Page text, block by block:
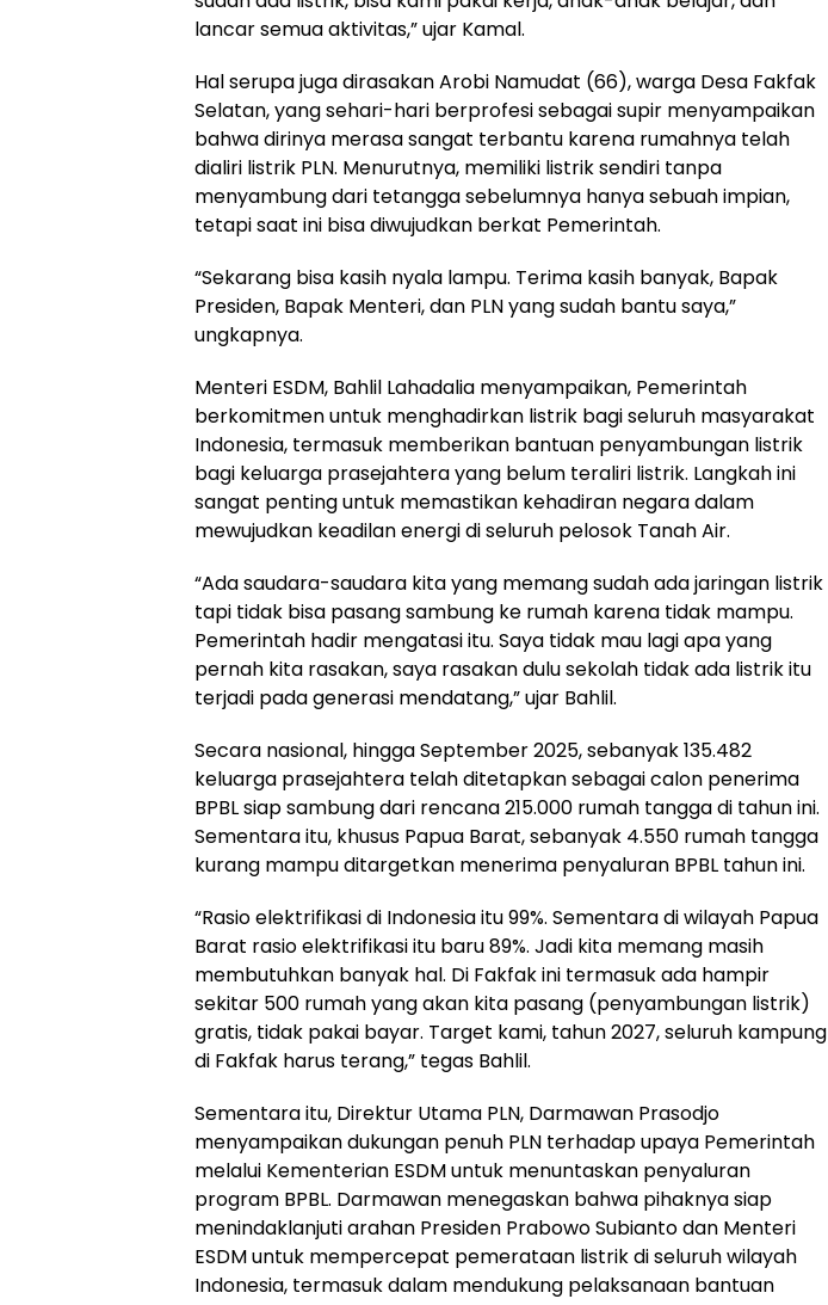
lancar semua aktivitas,” ujar Kamal.
Hal serupa juga dirasakan Arobi Namudat (66), warga Desa Fakfak
Selatan, yang sehari-hari berprofesi sebagai supir menyampaikan
bahwa dirinya merasa sangat terbantu karena rumahnya telah
dialiri listrik PLN. Menurutnya, memiliki listrik sendiri tanpa
menyambung dari tetangga sebelumnya hanya sebuah impian,
tetapi saat ini bisa diwujudkan berkat Pemerintah.
“Sekarang bisa kasih nyala lampu. Terima kasih banyak, Bapak
Presiden, Bapak Menteri, dan PLN yang sudah bantu saya,”
ungkapnya.
Menteri ESDM, Bahlil Lahadalia menyampaikan, Pemerintah
berkomitmen untuk menghadirkan listrik bagi seluruh masyarakat
Indonesia, termasuk memberikan bantuan penyambungan listrik
bagi keluarga prasejahtera yang belum teraliri listrik. Langkah ini
sangat penting untuk memastikan kehadiran negara dalam
mewujudkan keadilan energi di seluruh pelosok Tanah Air.
“Ada saudara-saudara kita yang memang sudah ada jaringan listrik
tapi tidak bisa pasang sambung ke rumah karena tidak mampu.
Pemerintah hadir mengatasi itu. Saya tidak mau lagi apa yang
pernah kita rasakan, saya rasakan dulu sekolah tidak ada listrik itu
terjadi pada generasi mendatang,” ujar Bahlil.
Secara nasional, hingga September 2025, sebanyak 135.482
keluarga prasejahtera telah ditetapkan sebagai calon penerima
BPBL siap sambung dari rencana 215.000 rumah tangga di tahun ini.
Sementara itu, khusus Papua Barat, sebanyak 4.550 rumah tangga
kurang mampu ditargetkan menerima penyaluran BPBL tahun ini.
“Rasio elektrifikasi di Indonesia itu 99%. Sementara di wilayah Papua
Barat rasio elektrifikasi itu baru 89%. Jadi kita memang masih
membutuhkan banyak hal. Di Fakfak ini termasuk ada hampir
sekitar 500 rumah yang akan kita pasang (penyambungan listrik)
gratis, tidak pakai bayar. Target kami, tahun 2027, seluruh kampung
di Fakfak harus terang,” tegas Bahlil.
Sementara itu, Direktur Utama PLN, Darmawan Prasodjo
menyampaikan dukungan penuh PLN terhadap upaya Pemerintah
melalui Kementerian ESDM untuk menuntaskan penyaluran
program BPBL. Darmawan menegaskan bahwa pihaknya siap
menindaklanjuti arahan Presiden Prabowo Subianto dan Menteri
ESDM untuk mempercepat pemerataan listrik di seluruh wilayah
Indonesia, termasuk dalam mendukung pelaksanaan bantuan